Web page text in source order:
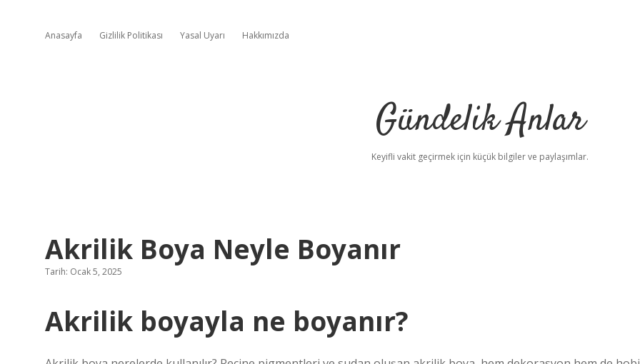
Anasayfa Gizlilik Politikası Yasal Uyarı Hakkımızda
Gündelik Anlar
Keyifli vakit geçirmek için küçük bilgiler ve paylaşımlar.
Akrilik Boya Neyle Boyanır
Tarih: Ocak 5, 2025
Akrilik boyayla ne boyanır?